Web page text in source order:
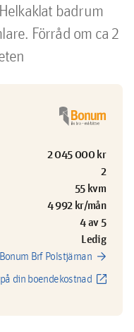
badrum
Förråd om ca 2
2 045 000 kr
2
55 kvm
4 992 kr/mån
4 av 5
Ledig
Bonum Brf Polstjärnan arrow_forward
din boendekostnad open_in_new